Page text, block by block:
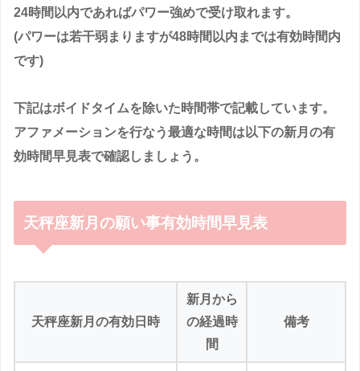
24時間以内であればパワー強めで受け取れます。
(パワーは若干弱まりますが48時間以内までは有効時間内
です)
下記はボイドタイムを除いた時間帯で記載しています。
アファメーションを行なう最適な時間は以下の新月の有
効時間早見表で確認しましょう。
天秤座新月の願い事有効時間早見表
天秤座新月の有効日時
新月から
の経過時
間
備考